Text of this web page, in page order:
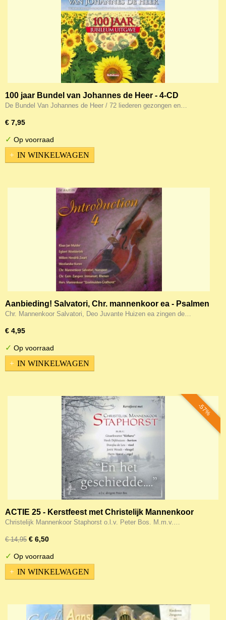
100 jaar Bundel van Johannes de Heer - 4-CD
De Bundel Van Johannes de Heer / 72 liederen gezongen en…
€ 7,95
✓ Op voorraad
IN WINKELWAGEN
Aanbieding! Salvatori, Chr. mannenkoor ea - Psalmen
en Gezangen
Chr. Mannenkoor Salvatori, Deo Juvante Huizen ea zingen de…
€ 4,95
✓ Op voorraad
IN WINKELWAGEN
-57%
ACTIE 25 - Kerstfeest met Christelijk Mannenkoor
Staphorst - En het geschiedde
Christelijk Mannenkoor Staphorst o.l.v. Peter Bos. M.m.v.…
€ 14,95 € 6,50
✓ Op voorraad
IN WINKELWAGEN